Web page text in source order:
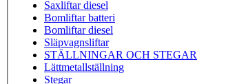
Saxliftar diesel
Bomliftar batteri
Bomliftar diesel
Släpvagnsliftar
STÄLLNINGAR OCH STEGAR
Lättmetallställning
Stegar